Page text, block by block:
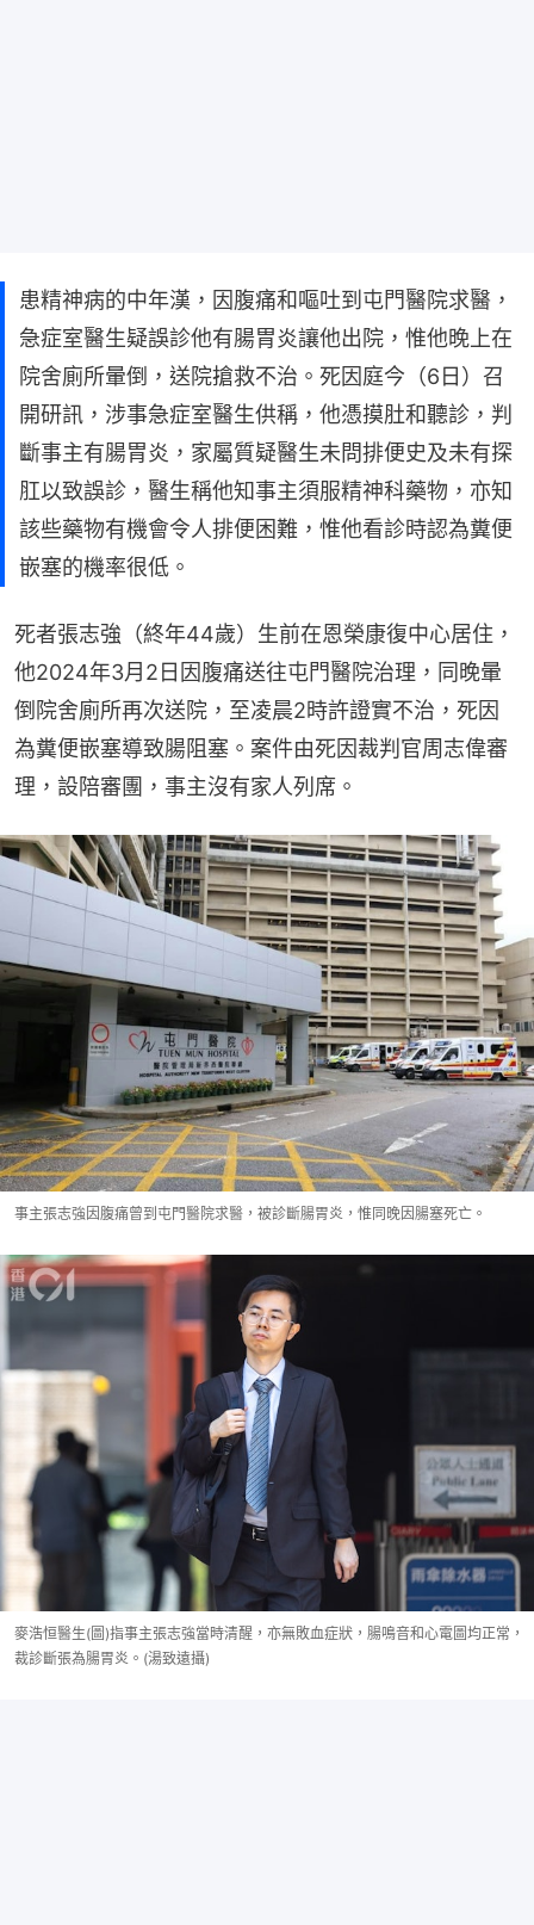
患精神病的中年漢，因腹痛和嘔吐到屯門醫院求醫，
急症室醫生疑誤診他有腸胃炎讓他出院，惟他晚上在
院舍廁所暈倒，送院搶救不治。死因庭今（6日）召
開研訊，涉事急症室醫生供稱，他憑摸肚和聽診，判
斷事主有腸胃炎，家屬質疑醫生未問排便史及未有探
肛以致誤診，醫生稱他知事主須服精神科藥物，亦知
該些藥物有機會令人排便困難，惟他看診時認為糞便
嵌塞的機率很低。
死者張志強（終年44歲）生前在恩榮康復中心居住，
他2024年3月2日因腹痛送往屯門醫院治理，同晚暈
倒院舍廁所再次送院，至凌晨2時許證實不治，死因
為糞便嵌塞導致腸阻塞。案件由死因裁判官周志偉審
理，設陪審團，事主沒有家人列席。
事主張志強因腹痛曾到屯門醫院求醫，被診斷腸胃炎，惟同晚因腸塞死亡。
麥浩恒醫生(圖)指事主張志強當時清醒，亦無敗血症狀，腸鳴音和心電圖均正常，
裁診斷張為腸胃炎。(湯致遠攝)